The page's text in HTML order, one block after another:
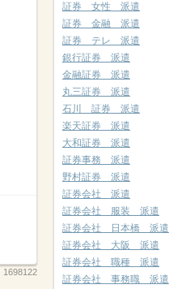
1698122
証券 女性 派遣
証券 金融 派遣
証券 テレ 派遣
銀行証券 派遣
金融証券 派遣
丸三証券 派遣
石川 証券 派遣
楽天証券 派遣
大和証券 派遣
証券事務 派遣
野村証券 派遣
証券会社 派遣
証券会社 服装 派遣
証券会社 日本橋 派遣
証券会社 大阪 派遣
証券会社 職種 派遣
証券会社 事務職 派遣